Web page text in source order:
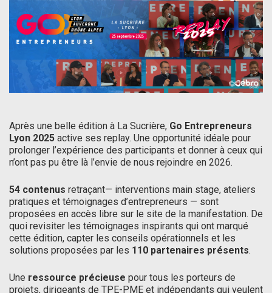
Après une belle édition à La Sucrière, Go Entrepreneurs
Lyon 2025 active ses replay. Une opportunité idéale pour
prolonger l’expérience des participants et donner à ceux qui
n’ont pas pu être là l’envie de nous rejoindre en 2026.
54 contenus retraçant— interventions main stage, ateliers
pratiques et témoignages d’entrepreneurs — sont
proposées en accès libre sur le site de la manifestation. De
quoi revisiter les témoignages inspirants qui ont marqué
cette édition, capter les conseils opérationnels et les
solutions proposées par les 110 partenaires présents.
Une ressource précieuse pour tous les porteurs de
projets, dirigeants de TPE-PME et indépendants qui veulent